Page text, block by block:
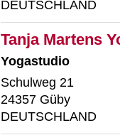
DEUTSCHLAND
Tanja Martens
Yogastudio
Schulweg 21
24357 Güby
DEUTSCHLAND